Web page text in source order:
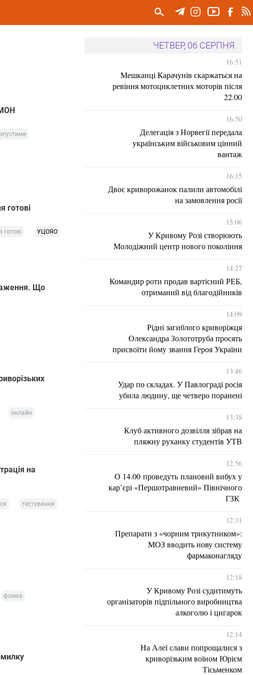
готові
готові УЦОЯО
Що
онлайн
на
тестування
фізика
ЧЕТВЕР, 06 СЕРПНЯ
16:51
Мешканці Карачунів скаржаться на
ревіння мотоциклетних моторів після
22.00
16:50
Делегація з Норвегії передала
українським військовим цінний
вантаж
16:15
Двоє криворожанок палили автомобілі
на замовлення росії
15:06
У Кривому Розі створюють
Молодіжний центр нового покоління
14:27
Командир роти продав вартісний РЕБ,
отриманий від благодійників
14:09
Рідні загиблого криворіжця
Олександра Золототруба просять
присвоїти йому звання Героя України
13:46
Удар по складах. У Павлограді росія
убила людину, ще четверо поранені
13:38
Клуб активного дозвілля зібрав на
пляжну руханку студентів УТВ
12:56
О 14.00 проведуть плановий вибух у
кар’єрі «Першотравневий» Північного
ГЗК
12:31
Препарати з «чорним трикутником»:
МОЗ вводить нову систему
фармаконагляду
12:18
У Кривому Розі судитимуть
організаторів підпільного виробництва
алкоголю і цигарок
12:14
На Алеї слави попрощалися з
криворізьким воїном Юрієм
Тісьменком